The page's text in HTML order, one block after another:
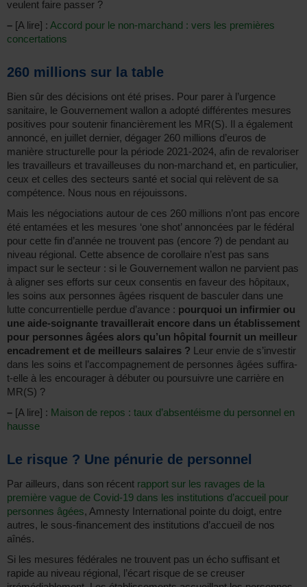
veulent faire passer ?
– [A lire] : Accord pour le non-marchand : vers les premières
concertations
260 millions sur la table
Bien sûr des décisions ont été prises. Pour parer à l’urgence
sanitaire, le Gouvernement wallon a adopté différentes mesures
positives pour soutenir financièrement les MR(S). Il a également
annoncé, en juillet dernier, dégager 260 millions d’euros de
manière structurelle pour la période 2021-2024, afin de revaloriser
les travailleurs et travailleuses du non-marchand et, en particulier,
ceux et celles des secteurs santé et social qui relèvent de sa
compétence. Nous nous en réjouissons.
Mais les négociations autour de ces 260 millions n’ont pas encore
été entamées et les mesures ‘one shot’ annoncées par le fédéral
pour cette fin d’année ne trouvent pas (encore ?) de pendant au
niveau régional. Cette absence de corollaire n’est pas sans
impact sur le secteur : si le Gouvernement wallon ne parvient pas
à aligner ses efforts sur ceux consentis en faveur des hôpitaux,
les soins aux personnes âgées risquent de basculer dans une
lutte concurrentielle perdue d’avance : pourquoi un infirmier ou
une aide-soignante travaillerait encore dans un établissement
pour personnes âgées alors qu’un hôpital fournit un meilleur
encadrement et de meilleurs salaires ? Leur envie de s’investir
dans les soins et l’accompagnement de personnes âgées suffira-
t-elle à les encourager à débuter ou poursuivre une carrière en
MR(S) ?
– [A lire] : Maison de repos : taux d’absentéisme du personnel en
hausse
Le risque ? Une pénurie de personnel
Par ailleurs, dans son récent rapport sur les ravages de la
première vague de Covid-19 dans les institutions d’accueil pour
personnes âgées, Amnesty International pointe du doigt, entre
autres, le sous-financement des institutions d’accueil de nos
aînés.
Si les mesures fédérales ne trouvent pas un écho suffisant et
rapide au niveau régional, l’écart risque de se creuser